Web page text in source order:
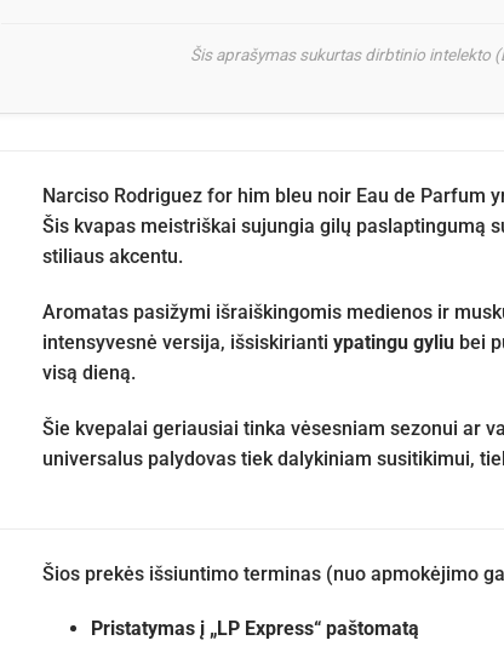
Šis aprašymas sukurtas dirbtinio intelekto
Narciso Rodriguez for him bleu noir Eau de
Šis kvapas meistriškai sujungia gilų paslaptingumą
stiliaus akcentu.
Aromatas pasižymi išraiškingomis medienos ir
intensyvesnė versija, išsiskirianti ypatingu gyliu bei
visą dieną.
Šie kvepalai geriausiai tinka vėsesniam sezonui ar
universalus palydovas tiek dalykiniam susitikimui,
Šios prekės išsiuntimo terminas (nuo apmokėjimo
Pristatymas į „LP Express“ paštomatą